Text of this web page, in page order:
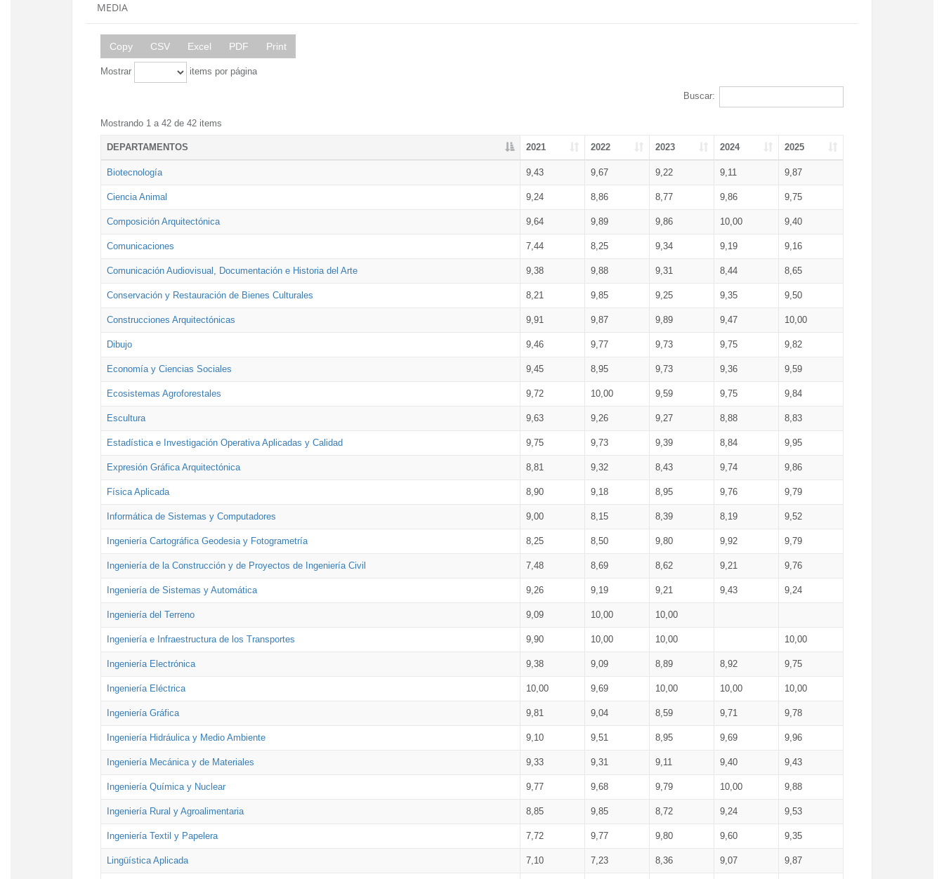
MEDIA
Copy CSV Excel PDF Print
Mostrar items por página
Buscar:
Mostrando 1 a 42 de 42 items
DEPARTAMENTOS 2021 2022 2023 2024 2025
Biotecnología 9,43 9,67 9,22 9,11 9,87
Ciencia Animal 9,24 8,86 8,77 9,86 9,75
Composición Arquitectónica 9,64 9,89 9,86 10,00 9,40
Comunicaciones 7,44 8,25 9,34 9,19 9,16
Comunicación Audiovisual, Documentación e Historia del Arte 9,38 9,88 9,31 8,44 8,65
Conservación y Restauración de Bienes Culturales 8,21 9,85 9,25 9,35 9,50
Construcciones Arquitectónicas 9,91 9,87 9,89 9,47 10,00
Dibujo 9,46 9,77 9,73 9,75 9,82
Economía y Ciencias Sociales 9,45 8,95 9,73 9,36 9,59
Ecosistemas Agroforestales 9,72 10,00 9,59 9,75 9,84
Escultura 9,63 9,26 9,27 8,88 8,83
Estadística e Investigación Operativa Aplicadas y Calidad 9,75 9,73 9,39 8,84 9,95
Expresión Gráfica Arquitectónica 8,81 9,32 8,43 9,74 9,86
Física Aplicada 8,90 9,18 8,95 9,76 9,79
Informática de Sistemas y Computadores 9,00 8,15 8,39 8,19 9,52
Ingeniería Cartográfica Geodesia y Fotogrametría 8,25 8,50 9,80 9,92 9,79
Ingeniería de la Construcción y de Proyectos de Ingeniería Civil 7,48 8,69 8,62 9,21 9,76
Ingeniería de Sistemas y Automática 9,26 9,19 9,21 9,43 9,24
Ingeniería del Terreno 9,09 10,00 10,00
Ingeniería e Infraestructura de los Transportes 9,90 10,00 10,00 10,00
Ingeniería Electrónica 9,38 9,09 8,89 8,92 9,75
Ingeniería Eléctrica 10,00 9,69 10,00 10,00 10,00
Ingeniería Gráfica 9,81 9,04 8,59 9,71 9,78
Ingeniería Hidráulica y Medio Ambiente 9,10 9,51 8,95 9,69 9,96
Ingeniería Mecánica y de Materiales 9,33 9,31 9,11 9,40 9,43
Ingeniería Química y Nuclear 9,77 9,68 9,79 10,00 9,88
Ingeniería Rural y Agroalimentaria 8,85 9,85 8,72 9,24 9,53
Ingeniería Textil y Papelera 7,72 9,77 9,80 9,60 9,35
Lingüística Aplicada 7,10 7,23 8,36 9,07 9,87